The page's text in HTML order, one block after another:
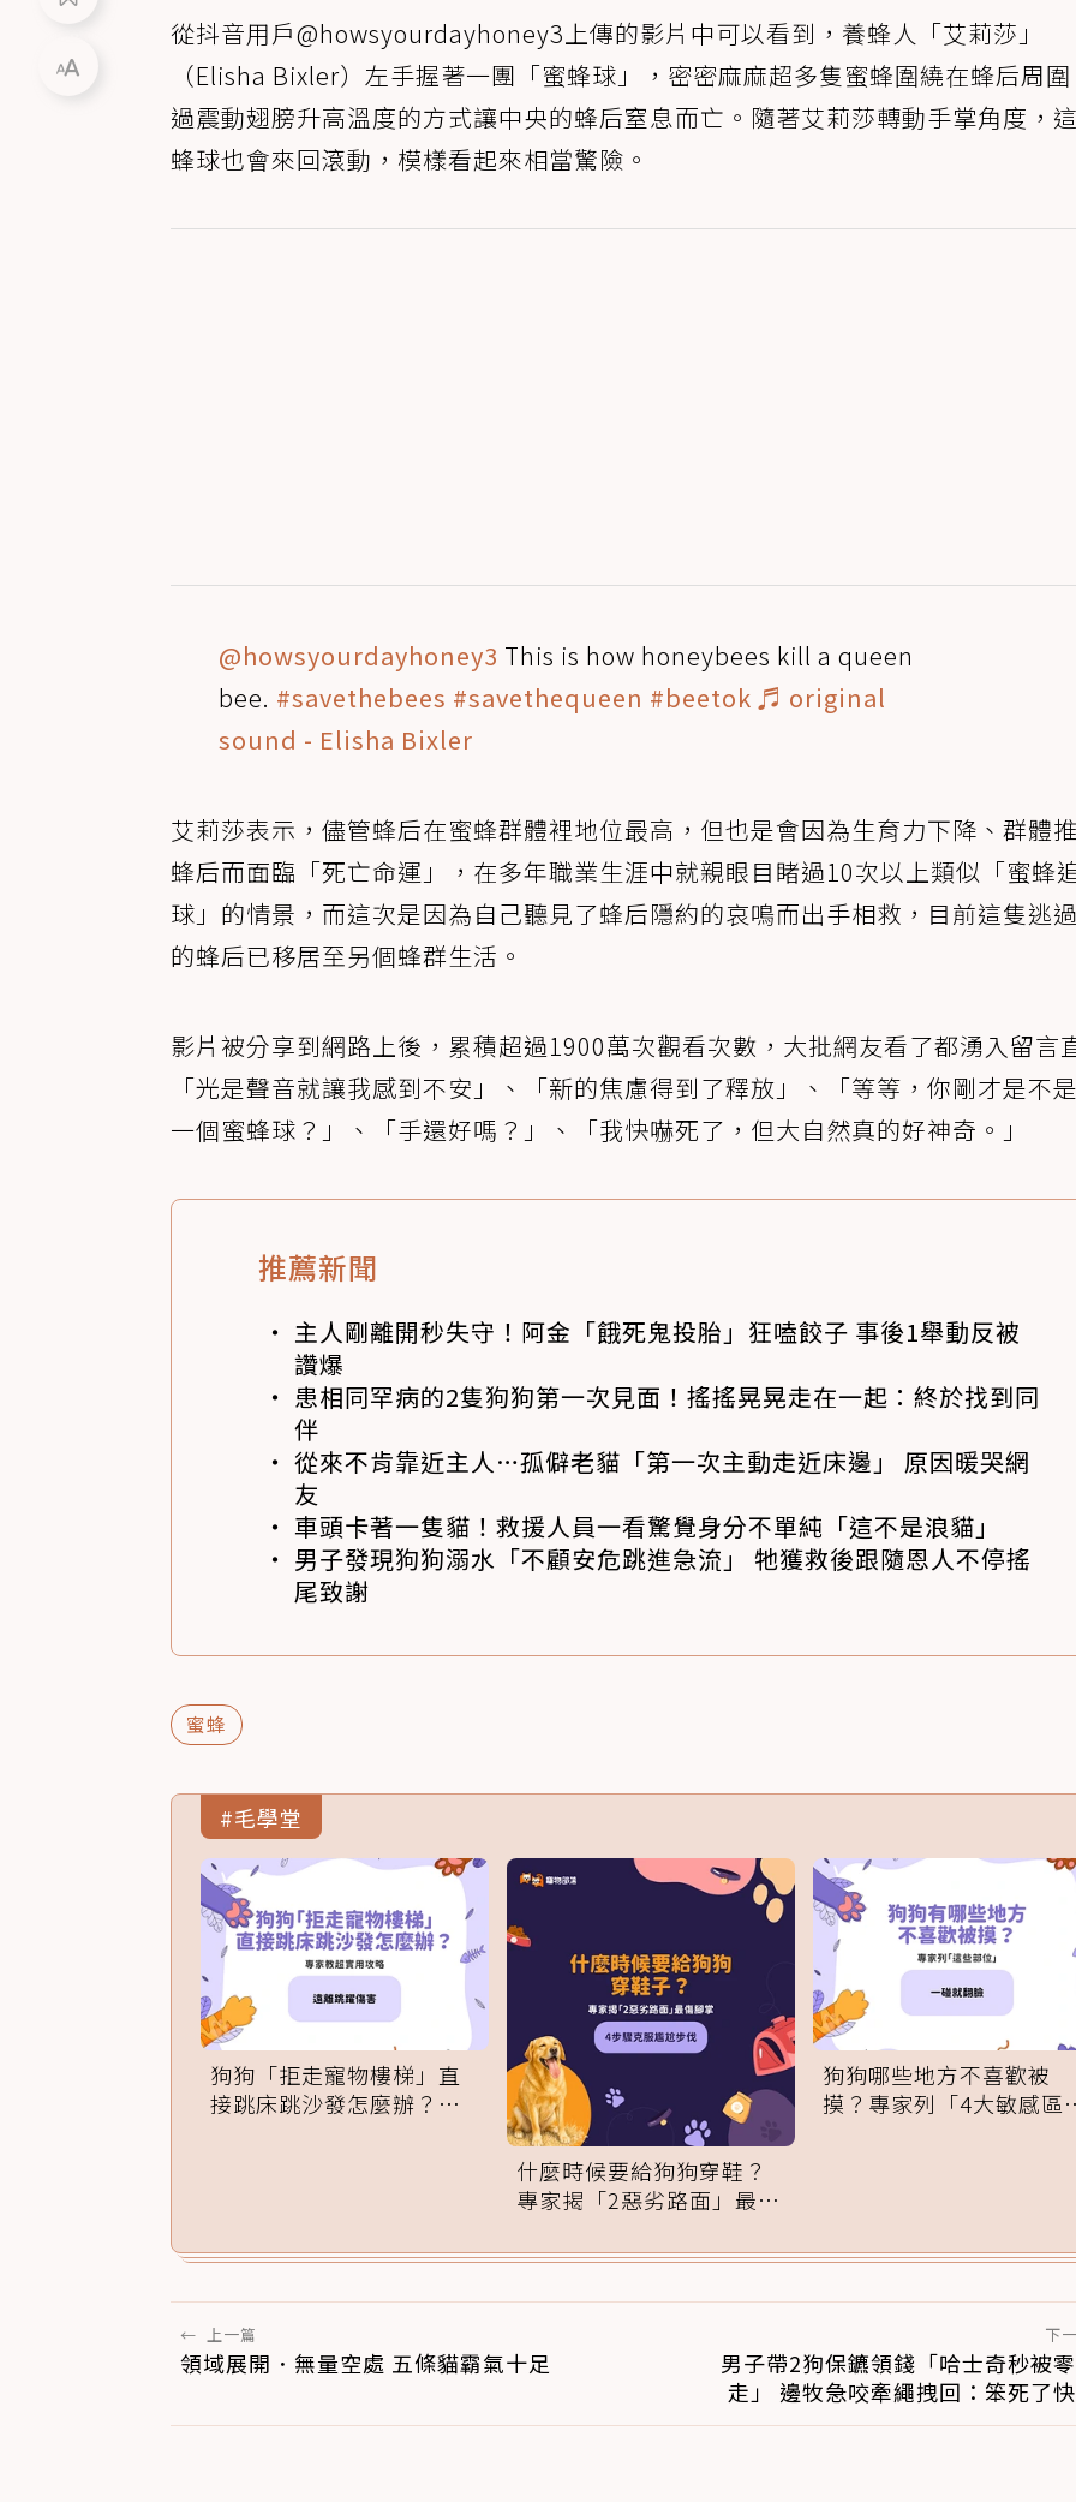
從抖音用戶@howsyourdayhoney3上傳的影片中可以看到，養蜂人「艾莉莎」
（Elisha Bixler）左手握著一團「蜜蜂球」，密密麻麻超多隻蜜蜂圍繞在蜂后周
過震動翅膀升高溫度的方式讓中央的蜂后窒息而亡。隨著艾莉莎轉動手掌角度，
蜂球也會來回滾動，模樣看起來相當驚險。
@howsyourdayhoney3 This is how honeybees kill a queen
bee. #savethebees #savethequeen #beetok ♬ original
sound - Elisha Bixler
艾莉莎表示，儘管蜂后在蜜蜂群體裡地位最高，但也是會因為生育力下降、群體
蜂后而面臨「死亡命運」，在多年職業生涯中就親眼目睹過10次以上類似「蜜蜂
球」的情景，而這次是因為自己聽見了蜂后隱約的哀鳴而出手相救，目前這隻逃
的蜂后已移居至另個蜂群生活。
影片被分享到網路上後，累積超過1900萬次觀看次數，大批網友看了都湧入留言
「光是聲音就讓我感到不安」、「新的焦慮得到了釋放」、「等等，你剛才是不
一個蜜蜂球？」、「手還好嗎？」、「我快嚇死了，但大自然真的好神奇。」
推薦新聞
主人剛離開秒失守！阿金「餓死鬼投胎」狂嗑餃子 事後1舉動反被
讚爆
患相同罕病的2隻狗狗第一次見面！搖搖晃晃走在一起：終於找到同
伴
從來不肯靠近主人…孤僻老貓「第一次主動走近床邊」 原因暖哭網
友
車頭卡著一隻貓！救援人員一看驚覺身分不單純「這不是浪貓」
男子發現狗狗溺水「不顧安危跳進急流」 牠獲救後跟隨恩人不停搖
尾致謝
蜜蜂
#毛學堂
狗狗「拒走寵物樓梯」直
接跳床跳沙發怎麼辦？專
什麼時候要給狗狗穿鞋？
專家揭「2惡劣路面」最傷
狗狗哪些地方不喜歡被
摸？專家列「4大敏感區
← 上一篇
領域展開．無量空處 五條貓霸氣十足
下
男子帶2狗保鑣領錢「哈士奇秒被
走」 邊牧急咬牽繩拽回：笨死了